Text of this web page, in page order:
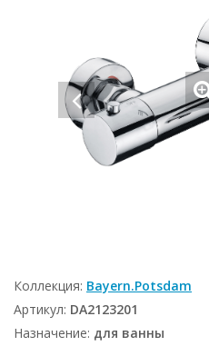
Коллекция: Bayern.Potsdam
Артикул: DA2123201
Назначение: для ванны